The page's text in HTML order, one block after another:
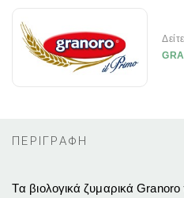
ΠΕΡΙΓΡΑΦΗ
Tα βιολογικά ζυμαρικά Granoro